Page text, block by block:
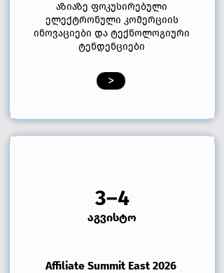
აზიაზე ფოკუსირებული
ელექტრონული კომერციის
ინოვაციები და ტექნოლოგიური
ტენდენციები
>
3–4
აგვისტო
Affiliate Summit East 2026